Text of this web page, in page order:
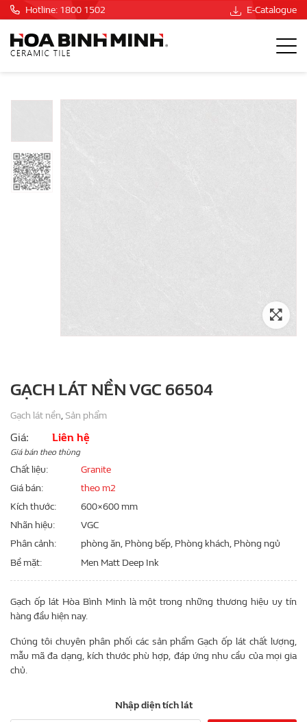
Hotline: 1800 1502 E-Catalogue
GẠCH LÁT NỀN VGC 66504
Gạch lát nền, Sản phẩm
Giá: Liên hệ
Giá bán theo thùng
Chất liệu
Granite
Giá bán
theo m2
Kích thước
600×600 mm
Nhãn hiệu
VGC
Phân cảnh
phòng ăn, Phòng bếp, Phòng khách, Phòng ngủ
Bề mặt
Men Matt Deep Ink
Gạch ốp lát Hòa Bình Minh là một trong những thương hiệu uy tín
hàng đầu hiện nay.
Chúng tôi chuyên phân phối các sản phẩm Gạch ốp lát chất lượng,
mẫu mã đa dạng, kích thước phù hợp, đáp ứng nhu cầu của mọi gia
chủ.
Nhập diện tích lát